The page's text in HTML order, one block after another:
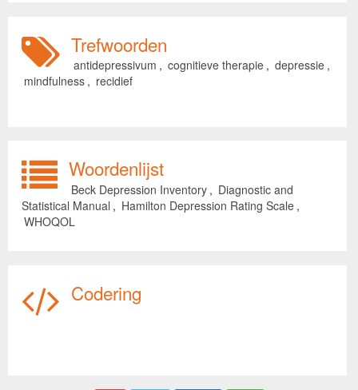
Trefwoorden
antidepressivum , cognitieve therapie , depressie ,
mindfulness , recidief
Woordenlijst
Beck Depression Inventory , Diagnostic and
Statistical Manual , Hamilton Depression Rating Scale ,
WHOQOL
Codering